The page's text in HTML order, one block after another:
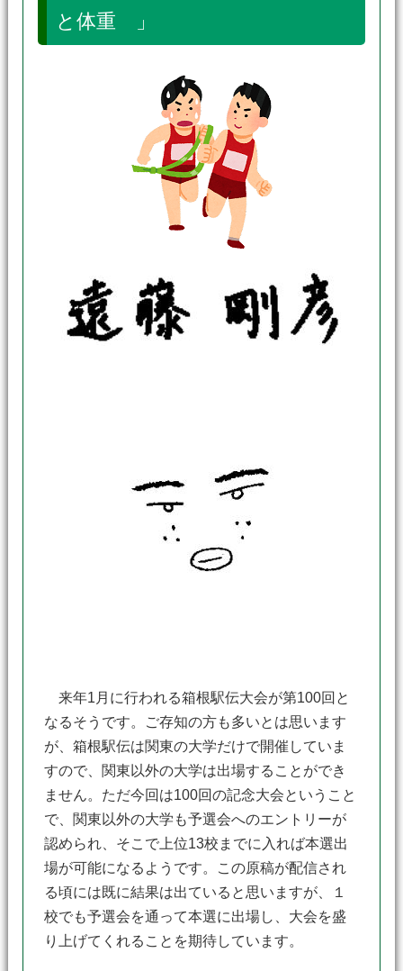
と体重 」
来年1月に行われる箱根駅伝大会が第100回と
なるそうです。ご存知の方も多いとは思います
が、箱根駅伝は関東の大学だけで開催していま
すので、関東以外の大学は出場することができ
ません。ただ今回は100回の記念大会ということ
で、関東以外の大学も予選会へのエントリーが
認められ、そこで上位13校までに入れば本選出
場が可能になるようです。この原稿が配信され
る頃には既に結果は出ていると思いますが、１
校でも予選会を通って本選に出場し、大会を盛
り上げてくれることを期待しています。